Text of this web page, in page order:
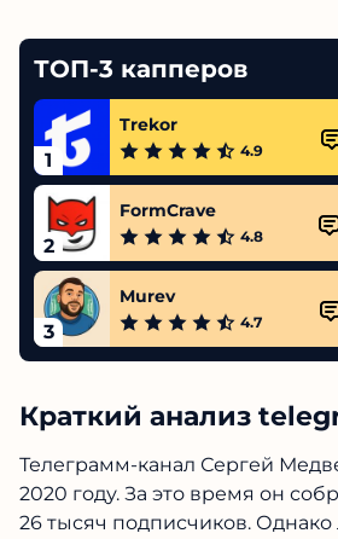
ТОП-3 капперов
1
Trekor
4.9
2
FormCrave
4.8
3
Murev
4.7
Краткий анализ
Телеграмм-канал Сергей
2020 году. За это время он
26 тысяч подписчиков. Однако